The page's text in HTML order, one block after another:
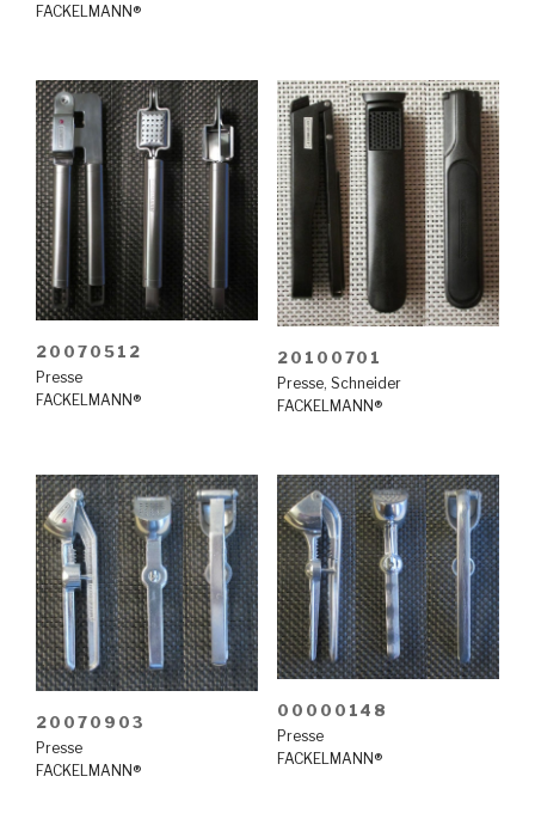
FACKELMANN®
20070512
Presse
FACKELMANN®
20100701
Presse, Schneider
FACKELMANN®
20070903
Presse
FACKELMANN®
00000148
Presse
FACKELMANN®